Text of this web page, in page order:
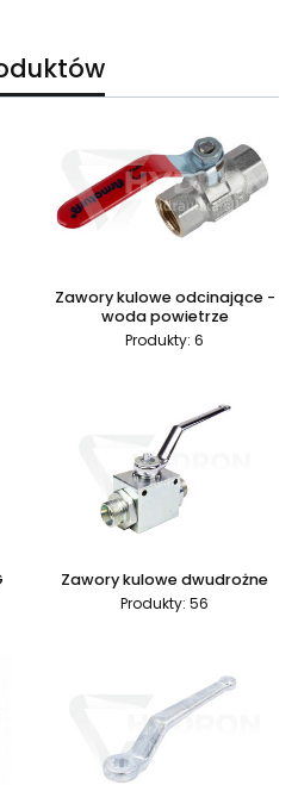
Zawory kulowe odcinające -
woda powietrze
Produkty: 6
Zawory kulowe dwudrożne
Produkty: 56